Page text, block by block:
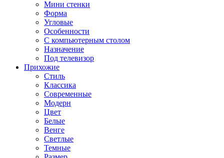
Мини стенки
Форма
Угловые
Особенности
С компьютерным столом
Назначение
Под телевизор
Прихожие
Стиль
Классика
Современные
Модерн
Цвет
Белые
Венге
Светлые
Темные